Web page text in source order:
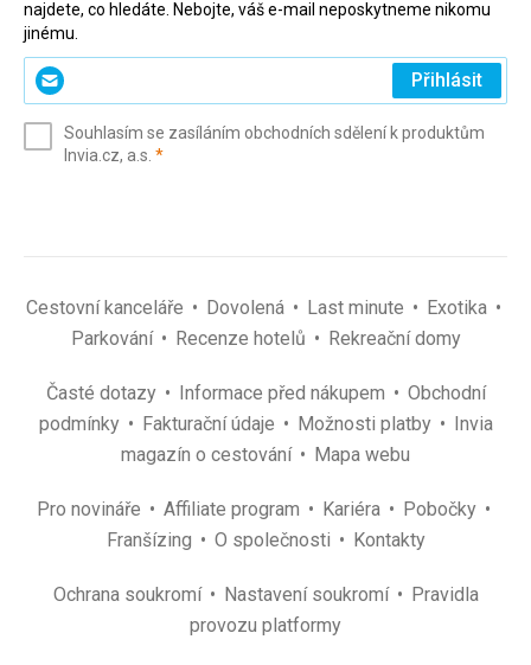
najdete, co hledáte. Nebojte, váš e-mail neposkytneme nikomu
jinému.
Zadejte
svůj
(povinné)
Přihlásit
Souhlasím se zasíláním obchodních sdělení k produktům
Invia.cz, a.s. *(povinné)
Cestovní kanceláře Dovolená Last minute
Exotika
Parkování
Recenze hotelů Rekreační domy
Časté dotazy Informace před nákupem
Obchodní
podmínky
Fakturační údaje Možnosti platby
Invia
magazín o cestování
Mapa webu
Pro novináře Affiliate program Kariéra
Pobočky
Franšízing
O společnosti Kontakty
Ochrana soukromí Nastavení soukromí
Pravidla
provozu platformy